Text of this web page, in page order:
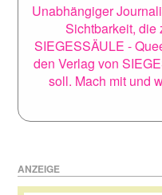
Unabhängiger
Sichtbarkeit, die
SIEGESSÄULE -
den Verlag von
soll. Mach mit und
ANZEIGE